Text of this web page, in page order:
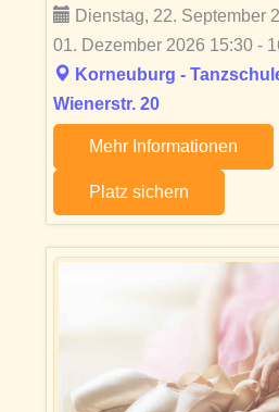
Dienstag, 22. September
01. Dezember 2026 15:30 -
Korneuburg -
Wienerstr. 20
Mehr Informationen
Platz sichern